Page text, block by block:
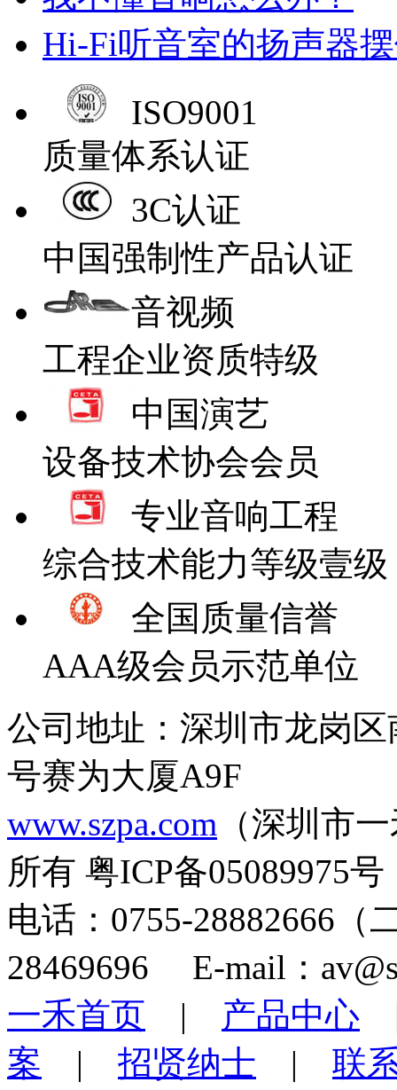
Hi-Fi听音室的扬声器
ISO9001
质量体系认证
3C认证
中国强制性产品认证
音视频
工程企业资质特级
中国演艺
设备技术协会会员
专业音响工程
综合技术能力等级壹级
全国质量信誉
AAA级会员示范单位
公司地址：深圳市龙岗
号赛为大厦A9F
www.szpa.com （深圳市
所有 粤ICP备05089975号
电话：0755-28882666
28469696 E-mail：
一禾首页 | 产品中心
案 | 招贤纳士 | 联